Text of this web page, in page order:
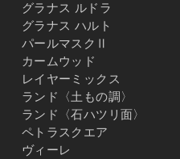
グラナス ルドラ
グラナス ハルト
パールマスクⅡ
カームウッド
レイヤーミックス
ランド〈土もの調〉
ランド〈石ハツリ面〉
ペトラスクエア
ヴィーレ